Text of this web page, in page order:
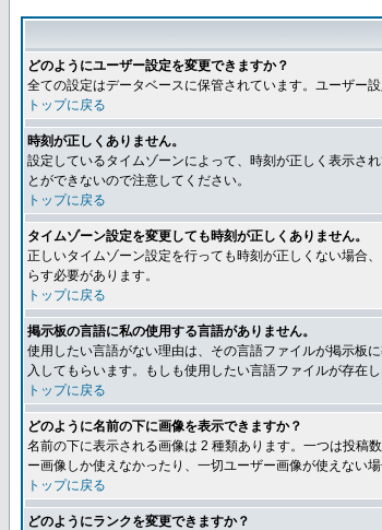
どのようにユーザー設定を変更できますか？
全ての設定はデータベースに保管されています。ユーザー
トップに戻る
時刻が正しくありません。
設定しているタイムゾーンによって、時刻が正しく表示さ
とができないので注意してください。
トップに戻る
タイムゾーン設定を変更しても時刻が正しくありません。
正しいタイムゾーン設定を行っても時刻が正しくない場合
らす必要があります。
トップに戻る
掲示板の言語に私の使用する言語がありません。
使用したい言語がない理由は、その言語ファイルが掲示板
入してもらいます。もしも使用したい言語ファイルが存在
トップに戻る
どのように名前の下に画像を表示できますか？
名前の下に表示される画像は 2 種類あります。一つは投稿
ー画像しか使えなかったり、一切ユーザー画像が使えない
トップに戻る
どのようにランクを変更できますか？